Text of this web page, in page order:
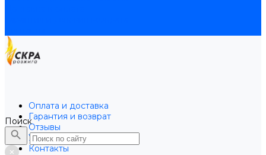
Оплата и доставка
Гарантия и возврат
Отзывы
Услуги
Контакты
Поиск